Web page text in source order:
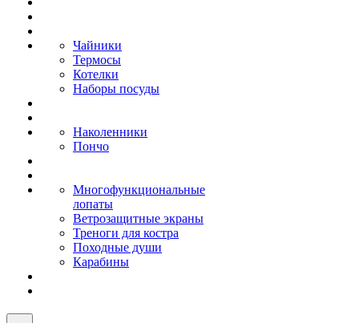
Чайники
Термосы
Котелки
Наборы посуды
Наколенники
Пончо
Многофункциональные
лопаты
Ветрозащитные экраны
Треноги для костра
Походные души
Карабины